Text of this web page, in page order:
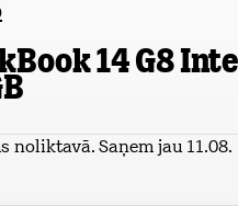
14 G8
noliktavā. Saņem jau 11.08.